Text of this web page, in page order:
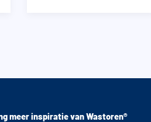
meer inspiratie van Wastoren®